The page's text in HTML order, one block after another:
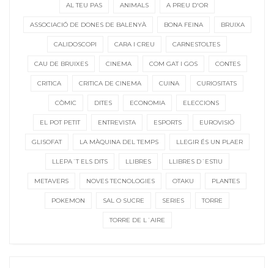
AL TEU PAS ANIMALS A PREU D'OR
ASSOCIACIÓ DE DONES DE BALENYÀ BONA FEINA BRUIXA
CALIDOSCOPI CARA I CREU CARNESTOLTES
CAU DE BRUIXES CINEMA COM GAT I GOS CONTES
CRITICA CRITICA DE CINEMA CUINA CURIOSITATS
CÒMIC DITES ECONOMIA ELECCIONS
EL POT PETIT ENTREVISTA ESPORTS EUROVISIÓ
GLISOFAT LA MÀQUINA DEL TEMPS LLEGIR ÉS UN PLAER
LLEPA´T ELS DITS LLIBRES LLIBRES D´ESTIU
METAVERS NOVES TECNOLOGIES OTAKU PLANTES
POKEMON SAL O SUCRE SERIES TORRE
TORRE DE L´AIRE